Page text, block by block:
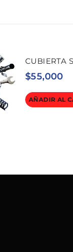
CUBIERTA
$55,000
AÑADIR AL